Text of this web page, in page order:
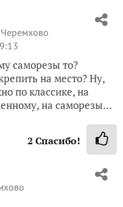
Черемхово
саморезы то?
на место? Ну,
по классике, на
на саморезы…
2 Спасибо!